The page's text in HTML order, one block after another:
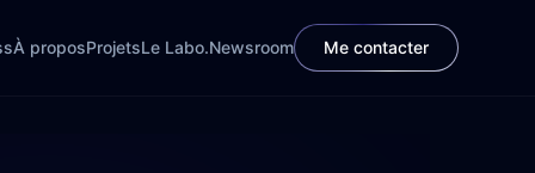
À proposProjetsLe Labo.Newsroom Me contacter